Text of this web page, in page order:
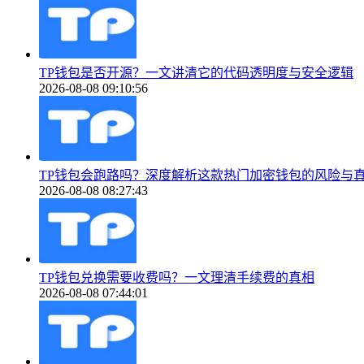
TP钱包是否开源？一文讲清它的代码透明度与安全逻辑
2026-08-08 09:10:56
TP钱包会跑路吗？深度解析这款热门加密钱包的风险与
2026-08-08 08:27:43
TP钱包兑换需要收费吗？一文理清手续费的真相
2026-08-08 07:44:01